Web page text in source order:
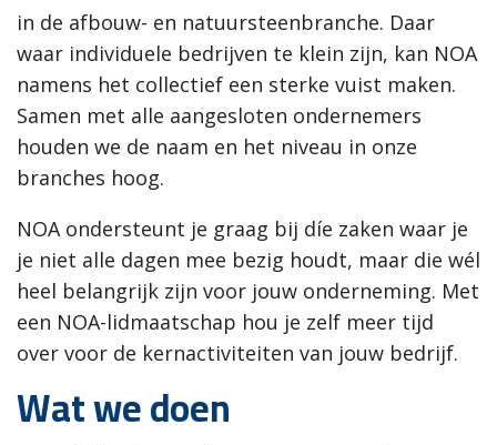
in de afbouw- en natuursteenbranche. Daar
waar individuele bedrijven te klein zijn, kan NOA
namens het collectief een sterke vuist maken.
Samen met alle aangesloten ondernemers
houden we de naam en het niveau in onze
branches hoog.
NOA ondersteunt je graag bij díe zaken waar je
je niet alle dagen mee bezig houdt, maar die wél
heel belangrijk zijn voor jouw onderneming. Met
een NOA-lidmaatschap hou je zelf meer tijd
over voor de kernactiviteiten van jouw bedrijf.
Wat we doen